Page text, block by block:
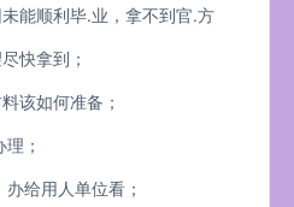
能顺利毕.业，拿不到官.方
快拿到；
该如何准备；
；
办给用人单位看；